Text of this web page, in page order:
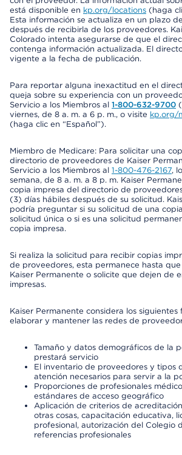
está disponible en kp.org/locations (haga
Esta información se actualiza en un plazo
después de recibirla de los proveedores.
Colorado intenta asegurarse de que el
contenga información actualizada. El
vigente a la fecha de publicación.
Para reportar alguna inexactitud en el
queja sobre su experiencia con un
Servicio a los Miembros al 1-800-632-9700
viernes, de 8 a. m. a 6 p. m., o visite kp.org/
(haga clic en “Español”).
Miembro de Medicare: Para solicitar una
directorio de proveedores de Kaiser
Servicio a los Miembros al 1-800-476-2167,
semana, de 8 a. m. a 8 p. m. Kaiser
copia impresa del directorio de
(3) días hábiles después de su solicitud.
podría preguntar si su solicitud de una
solicitud única o si es una solicitud
copia impresa.
Si realiza la solicitud para recibir copias
de proveedores, esta permanece hasta
Kaiser Permanente o solicite que dejen de
impresas.
Kaiser Permanente considera los siguientes
elaborar y mantener las redes de
Tamaño y datos demográficos de la
prestará servicio
El inventario de proveedores y tipos
atención necesarios para servir a la
Proporciones de profesionales
estándares de acceso geográfico
Aplicación de criterios de
otras cosas, capacitación educativa,
profesional, autorización del Colegio
referencias profesionales